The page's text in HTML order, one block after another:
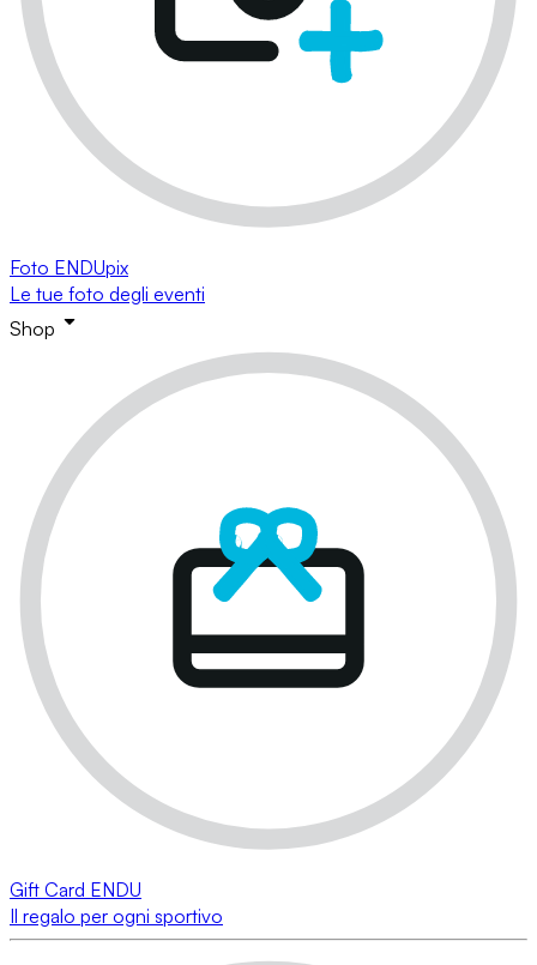
Foto ENDUpix
Le tue foto degli eventi
Shop
Gift Card ENDU
Il regalo per ogni sportivo